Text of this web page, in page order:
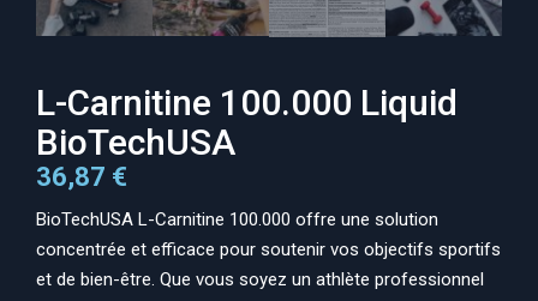
L-Carnitine 100.000 Liquid
BioTechUSA
36,87 €
BioTechUSA L-Carnitine 100.000 offre une solution
concentrée et efficace pour soutenir vos objectifs sportifs
et de bien-être. Que vous soyez un athlète professionnel